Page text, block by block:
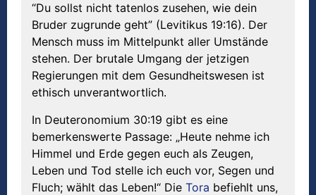
“Du sollst nicht tatenlos zusehen, wie dein
Bruder zugrunde geht” (Levitikus 19:16). Der
Mensch muss im Mittelpunkt aller Umstände
stehen. Der brutale Umgang der jetzigen
Regierungen mit dem Gesundheitswesen ist
ethisch unverantwortlich.
In Deuteronomium 30:19 gibt es eine
bemerkenswerte Passage: „Heute nehme ich
Himmel und Erde gegen euch als Zeugen,
Leben und Tod stelle ich euch vor, Segen und
Fluch; wählt das Leben!“ Die Tora befiehlt uns,